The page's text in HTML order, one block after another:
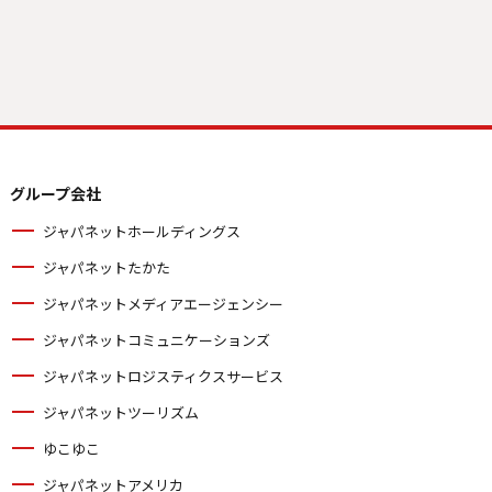
グループ会社
ジャパネットホールディングス
ジャパネットたかた
ジャパネットメディアエージェンシー
ジャパネットコミュニケーションズ
ジャパネットロジスティクスサービス
ジャパネットツーリズム
ゆこゆこ
ジャパネットアメリカ